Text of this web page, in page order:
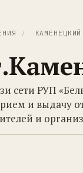
/
сети РУП
и выдачу
и